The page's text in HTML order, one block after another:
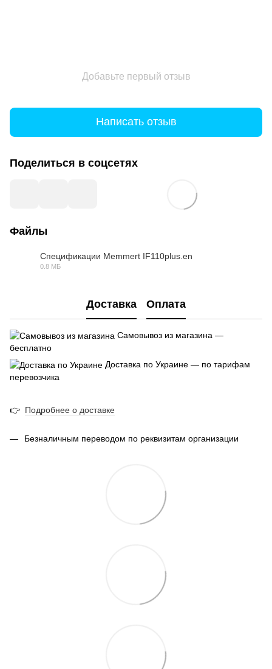
Добавьте первый отзыв
Написать отзыв
Поделиться в соцсетях
Файлы
Спецификации Memmert IF110plus.en
0.8 МБ
Доставка Оплата
Самовывоз из магазина —
бесплатно
Доставка по Украине — по тарифам
перевозчика
👉 Подробнее о доставке
Безналичным переводом по реквизитам организации